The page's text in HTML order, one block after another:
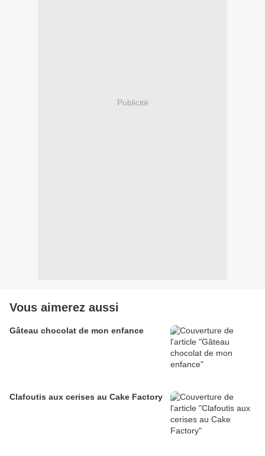
Publicité
Vous aimerez aussi
Gâteau chocolat de mon enfance
Clafoutis aux cerises au Cake Factory